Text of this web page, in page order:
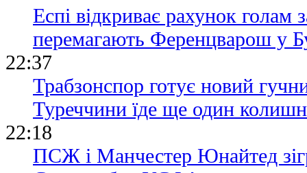
Еспі відкриває рахунок голам
перемагають Ференцварош у
22:37
Трабзонспор готує новий
Туреччини їде ще один
22:18
ПСЖ і Манчестер Юнайтед